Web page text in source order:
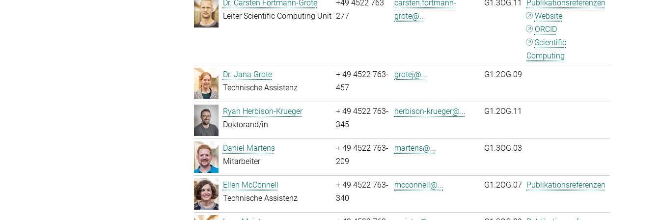
Dr. Carsten Fortmann-Grote
Leiter Scientific Computing Unit
+49 4522 763
277
carsten.fortmann-
grote@...
G1.3OG.11
Publikationsreferenzen
Website
ORCID
Scientific
Computing
Dr. Jana Grote
Technische Assistenz
+ 49 4522 763-
457
grotej@... G1.2OG.09
Ryan Herbison-Krueger
Doktorand/in
+ 49 4522 763-
345
herbison-krueger@... G1.2OG.11
Daniel Martens
Mitarbeiter
+ 49 4522 763-
209
martens@... G1.3OG.03
Ellen McConnell
Technische Assistenz
+ 49 4522 763-
340
mcconnell@... G1.2OG.07 Publikationsreferenzen